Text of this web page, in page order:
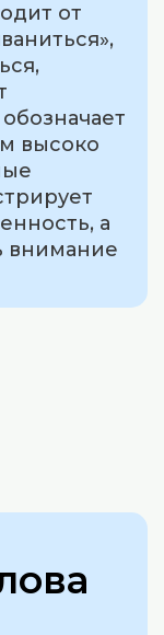
от
высоко
а
внимание